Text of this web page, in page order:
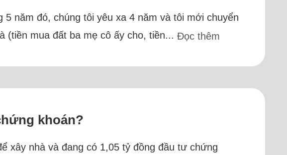
năm đó, chúng tôi yêu xa 4 năm và tôi mới chuyển
(tiền mua đất ba mẹ cô ấy cho, tiền... Đọc thêm
khoán?
xây nhà và đang có 1,05 tỷ đồng đầu tư chứng